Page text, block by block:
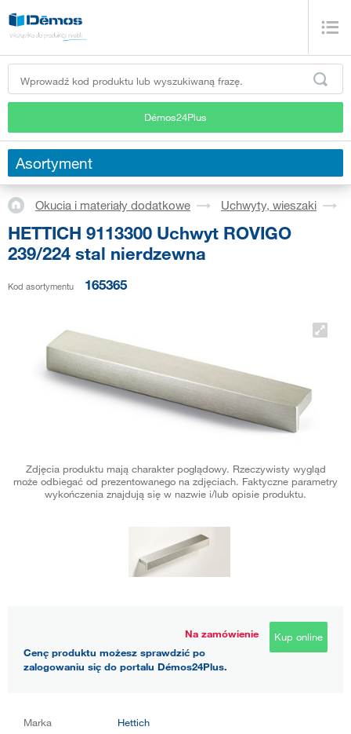
Démos24Plus
Asortyment
Okucia i materiały dodatkowe Uchwyty, wieszaki
HETTICH 9113300 Uchwyt ROVIGO
239/224 stal nierdzewna
Kod asortymentu 165365
Zdjęcia produktu mają charakter poglądowy. Rzeczywisty wygląd
może odbiegać od prezentowanego na zdjęciach. Faktyczne parametry
wykończenia znajdują się w nazwie i/lub opisie produktu.
Na zamówienie
Cenę produktu możesz sprawdzić po
zalogowaniu się do portalu Démos24Plus.
Kup online
Marka
Hettich